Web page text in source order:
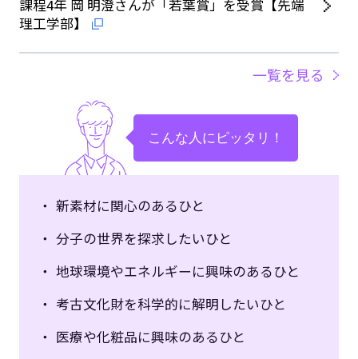
課程4年 岡 明澄さんが「若葉賞」を受賞【先端
理工学部】
一覧を見る
こんな人にピッタリ！
新素材に関心のあるひと
分子の世界を探求したいひと
地球環境やエネルギーに興味のあるひと
考古文化財を科学的に解明したいひと
医療や化粧品に興味のあるひと